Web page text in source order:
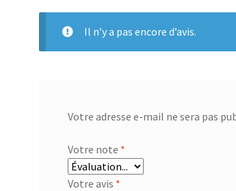
Il n’y a pas encore d’avis.
Votre adresse e-mail ne sera pas
Votre note *
Votre avis *